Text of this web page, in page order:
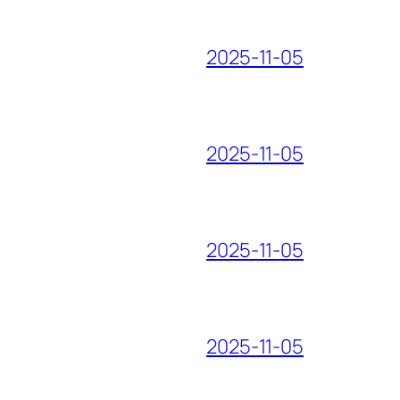
2025-11-05
2025-11-05
2025-11-05
2025-11-05